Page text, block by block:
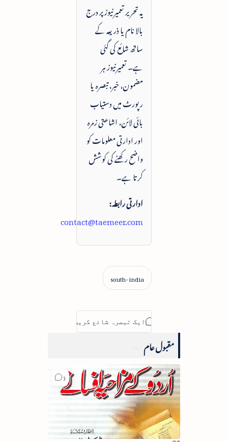
یہ تحریر تعمیرنیوز پر درج
بالا نام یا ذریعہ کے
ساتھ شائع کی گئی
ہے۔ تعمیرنیوز ہر
مضمون، خبر، تبصرہ یا
رپورٹ میں دستیاب
بائی لائن، اشاعتی زمرہ
اور ادارتی معلومات کو
واضح رکھنے کی کوشش
کرتا ہے۔
ادارتی رابطہ:
contact@taemeer.com
مقبول عام